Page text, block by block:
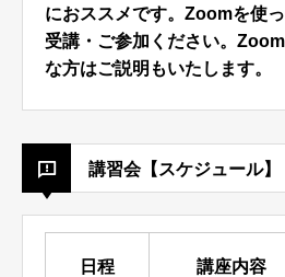
におススメです。 Zoomを使
受講・ご参加ください。
な方はご説明もいたします。
講習会【スケジュール】
日程 講座内容